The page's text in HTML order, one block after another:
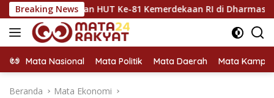
Langsung
ke
konten
Breaking News
HUT Ke-81 Kemerdekaan RI di Dharmasraya
Mata Nasional Mata Politik Mata Daerah Mata
Beranda Mata Ekonomi